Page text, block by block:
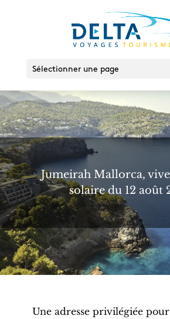
Sélectionner une page
Jumeirah Mallorca,
solaire du 12 août
Une adresse privilégiée